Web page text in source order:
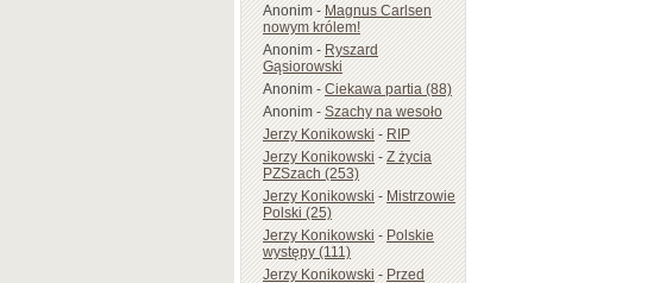
Anonim-Magnus Carlsen
nowym królem!
Anonim-Ryszard
Gąsiorowski
Anonim-Ciekawa partia (88)
Anonim-Szachy na wesoło
Jerzy Konikowski-RIP
Jerzy Konikowski-Z życia
PZSzach (253)
Jerzy Konikowski-Mistrzowie
Polski (25)
Jerzy Konikowski-Polskie
występy (111)
Jerzy Konikowski-Przed